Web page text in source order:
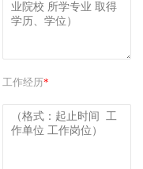
工作经历*